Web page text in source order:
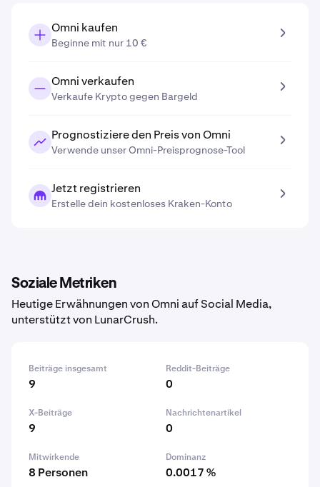
Omni kaufen
Beginne mit nur 10 €
Omni verkaufen
Verkaufe Krypto gegen Bargeld
Prognostiziere den Preis von Omni
Verwende unser Omni-Preisprognose-Tool
Jetzt registrieren
Erstelle dein kostenloses Kraken-Konto
Soziale Metriken
Heutige Erwähnungen von Omni auf Social Media,
unterstützt von LunarCrush.
Beiträge insgesamt
9
Reddit-Beiträge
0
X-Beiträge
9
Nachrichtenartikel
0
Mitwirkende
8 Personen
Dominanz
0.0017 %